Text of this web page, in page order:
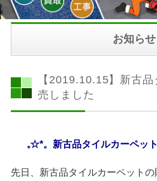
商品詳細
お知らせ
【2019.10.15】新古
売しました
₊☆*。新古品タイルカーペッ
先日、新古品タイルカーペットの